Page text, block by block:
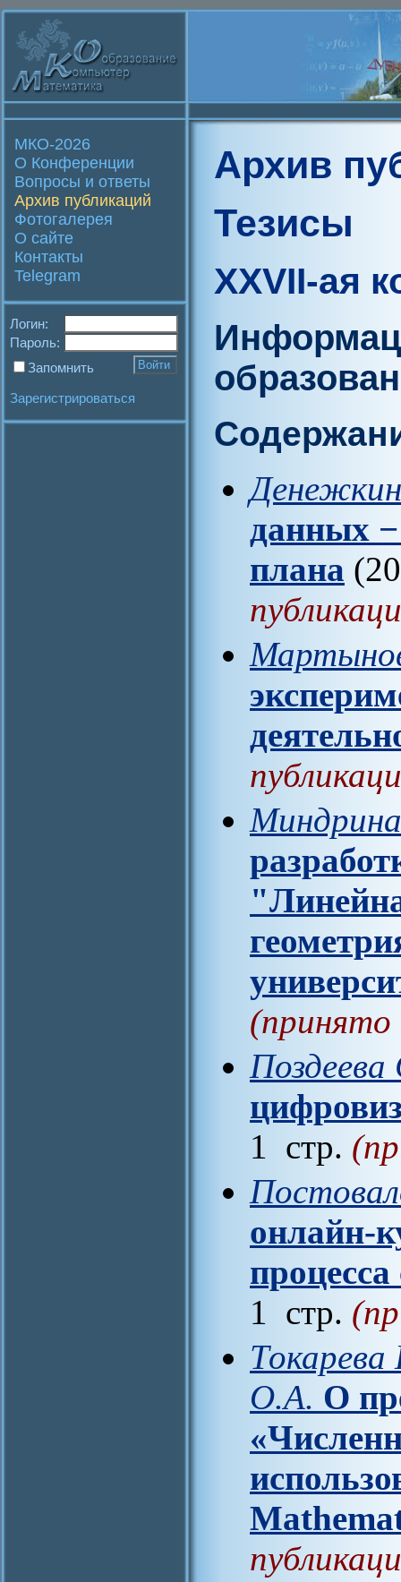
МКО-2026
О Конференции
Вопросы и ответы
Архив публикаций
Фотогалерея
О сайте
Контакты
Telegram
Логин:
Пароль:
Запомнить
Зарегистрироваться
Архив
Тезисы
XXVII-ая
данных −
плана
(принято
1 стр.
онлайн-
1 стр.
О.А. О